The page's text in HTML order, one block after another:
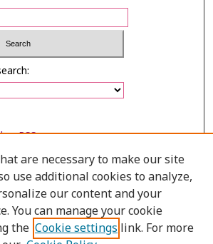
orRSS
are necessary to make our site
use additional cookies to analyze,
our content and your
You can manage your cookie
the Cookie settings link. For more